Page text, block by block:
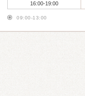
16:00-19:00
09:00-13:00